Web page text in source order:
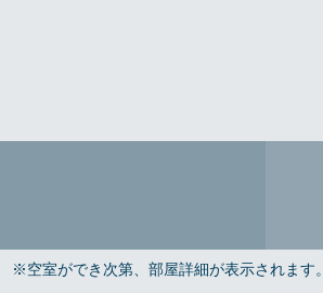
※空室ができ次第、部屋詳細が表示されます。